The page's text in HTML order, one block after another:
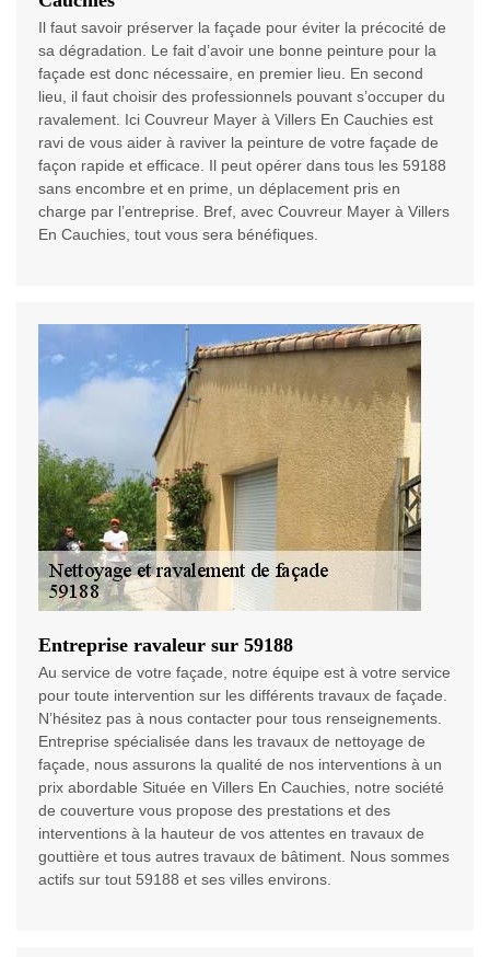
Il faut savoir préserver la façade pour éviter la précocité de
sa dégradation. Le fait d’avoir une bonne peinture pour la
façade est donc nécessaire, en premier lieu. En second
lieu, il faut choisir des professionnels pouvant s’occuper du
ravalement. Ici Couvreur Mayer à Villers En Cauchies est
ravi de vous aider à raviver la peinture de votre façade de
façon rapide et efficace. Il peut opérer dans tous les 59188
sans encombre et en prime, un déplacement pris en
charge par l’entreprise. Bref, avec Couvreur Mayer à Villers
En Cauchies, tout vous sera bénéfiques.
Entreprise ravaleur sur 59188
Au service de votre façade, notre équipe est à votre service
pour toute intervention sur les différents travaux de façade.
N’hésitez pas à nous contacter pour tous renseignements.
Entreprise spécialisée dans les travaux de nettoyage de
façade, nous assurons la qualité de nos interventions à un
prix abordable Située en Villers En Cauchies, notre société
de couverture vous propose des prestations et des
interventions à la hauteur de vos attentes en travaux de
gouttière et tous autres travaux de bâtiment. Nous sommes
actifs sur tout 59188 et ses villes environs.